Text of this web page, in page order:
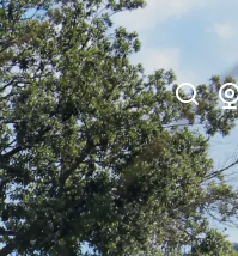
Suche